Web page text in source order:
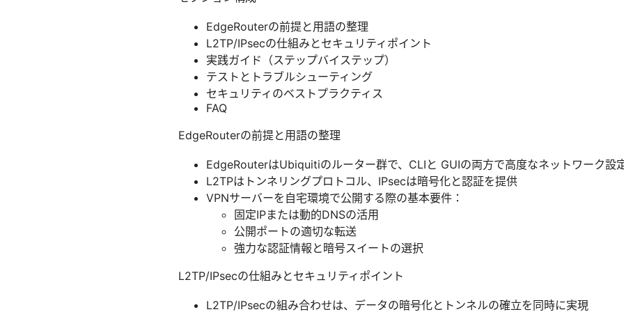
EdgeRouterの前提と用語の整理
L2TP/IPsecの仕組みとセキュリティポイント
実践ガイド（ステップバイステップ）
テストとトラブルシューティング
セキュリティのベストプラクティス
FAQ
EdgeRouterの前提と用語の整理
EdgeRouterはUbiquitiのルーター群で、CLIと GUIの両方で高度なネットワーク設
L2TPはトンネリングプロトコル、IPsecは暗号化と認証を提供
VPNサーバーを自宅環境で公開する際の基本要件：
固定IPまたは動的DNSの活用
公開ポートの適切な転送
強力な認証情報と暗号スイートの選択
L2TP/IPsecの仕組みとセキュリティポイント
L2TP/IPsecの組み合わせは、データの暗号化とトンネルの確立を同時に実現